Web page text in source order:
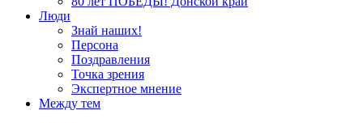
Люди
Знай наших!
Персона
Поздравления
Точка зрения
Экспертное мнение
Между тем